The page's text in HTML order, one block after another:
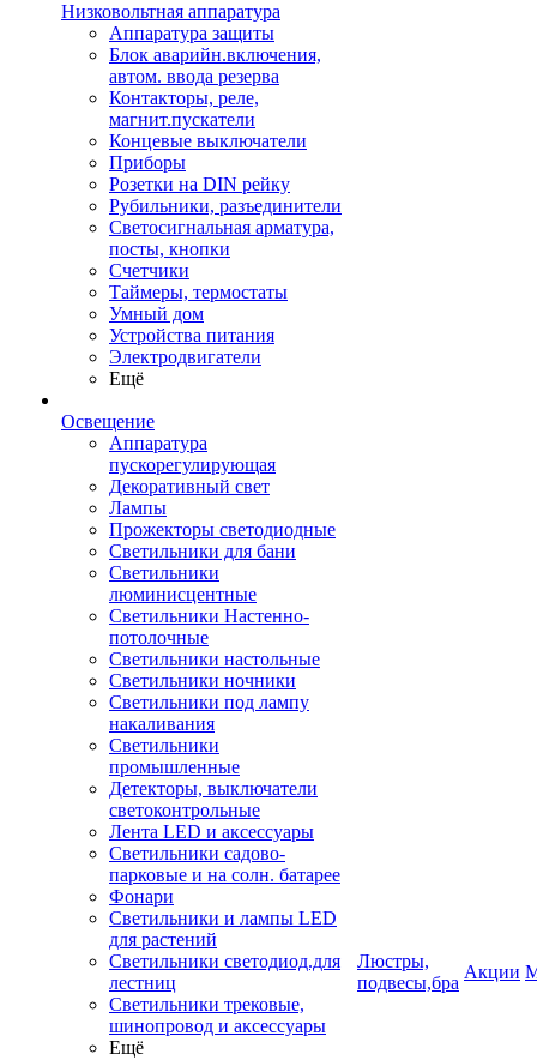
Низковольтная аппаратура
Аппаратура защиты
Блок аварийн.включения,
автом. ввода резерва
Контакторы, реле,
магнит.пускатели
Концевые выключатели
Приборы
Розетки на DIN рейку
Рубильники, разъединители
Светосигнальная арматура,
посты, кнопки
Счетчики
Таймеры, термостаты
Умный дом
Устройства питания
Электродвигатели
Ещё
Освещение
Аппаратура
пускорегулирующая
Декоративный свет
Лампы
Прожекторы светодиодные
Светильники для бани
Светильники
люминисцентные
Светильники Настенно-
потолочные
Светильники настольные
Светильники ночники
Светильники под лампу
накаливания
Светильники
промышленные
Детекторы, выключатели
светоконтрольные
Лента LED и аксессуары
Светильники садово-
парковые и на солн. батарее
Фонари
Светильники и лампы LED
для растений
Светильники светодиод.для
лестниц
Светильники трековые,
шинопровод и аксессуары
Ещё
Люстры,
подвесы,бра
Акции